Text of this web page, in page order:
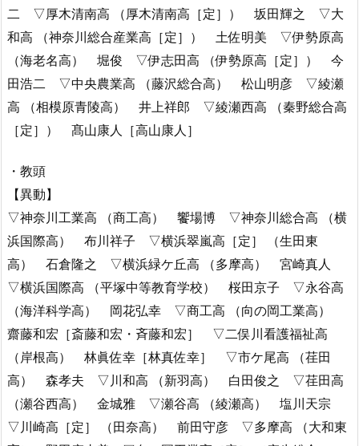
二 ▽厚木清南高 （厚木清南高［定］） 坂田輝之 ▽大
和高 （神奈川総合産業高［定］） 土佐明美 ▽伊勢原高
（海老名高） 堀俊 ▽伊志田高 （伊勢原高［定］） 今
田浩二 ▽中央農業高 （藤沢総合高） 松山明彦 ▽綾瀬
高 （相模原青陵高） 井上祥郎 ▽綾瀬西高 （秦野総合高
［定］） 髙山康人［高山康人］
・教頭
【異動】
▽神奈川工業高 （商工高） 饗場博 ▽神奈川総合高 （横
浜国際高） 布川祥子 ▽横浜翠嵐高［定］ （生田東
高） 石倉隆之 ▽横浜緑ケ丘高 （多摩高） 宮崎真人
▽横浜国際高 （平塚中等教育学校） 桜田京子 ▽永谷高
（海洋科学高） 岡花弘幸 ▽商工高 （向の岡工業高）
齋藤和宏［斎藤和宏・斉藤和宏］ ▽二俣川看護福祉高
（岸根高） 林眞佐幸［林真佐幸］ ▽市ケ尾高 （荏田
高） 森孝夫 ▽川和高 （新羽高） 白田俊之 ▽荏田高
（瀬谷西高） 金城雅 ▽瀬谷高 （綾瀬高） 塩川天宗
▽川崎高［定］ （田奈高） 前田守彦 ▽多摩高 （大和東